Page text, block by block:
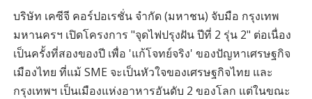
บริษัท เคซีจี คอร์ปอเรชั่น จำกัด (มหาชน) จับมือ กรุงเทพ
มหานครฯ เปิดโครงการ "จุดไฟปรุงฝัน ปีที่ 2 รุ่น 2" ต่อเนื่อง
เป็นครั้งที่สองของปี เพื่อ 'แก้โจทย์จริง' ของปัญหาเศรษฐกิจ
เมืองไทย ที่แม้ SME จะเป็นหัวใจของเศรษฐกิจไทย และ
กรุงเทพฯ เป็นเมืองแห่งอาหารอันดับ 2 ของโลก แต่ในขณะ